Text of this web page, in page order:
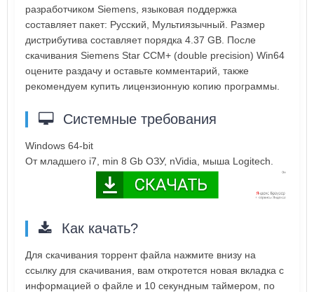
разработчиком Siemens, языковая поддержка
составляет пакет: Русский, Мультиязычный. Размер
дистрибутива составляет порядка 4.37 GB. После
скачивания Siemens Star CCM+ (double precision) Win64
оцените раздачу и оставьте комментарий, также
рекомендуем купить лицензионную копию программы.
Системные требования
Windows 64-bit
От младшего i7, min 8 Gb ОЗУ, nVidia, мыша Logitech.
Как качать?
Для скачивания торрент файла нажмите внизу на
ссылку для скачивания, вам откротется новая вкладка с
информацией о файле и 10 секундным таймером, по